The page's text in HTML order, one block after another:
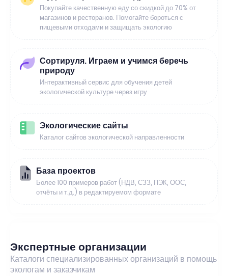
Покупайте качественную еду со скидкой до 70% от
магазинов и ресторанов. Помогайте бороться с
пищевыми отходами и защищать экологию
Сортируля. Играем и учимся беречь
природу
Интерактивный сервис для обучения детей
экологической культуре через игру
Экологические сайты
Каталог сайтов экологической направленности
База проектов
Более 100 примеров работ (НДВ, СЗЗ, ПЭК, ООС,
отчёты и т.д.) в редактируемом формате
Экспертные организации
Каталоги специализированных организаций в помощь
экологам и заказчикам